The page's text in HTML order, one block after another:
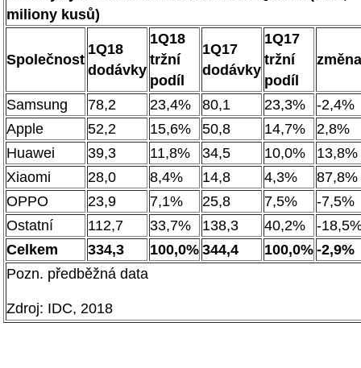
miliony kusů)
Společnost
1Q18
dodávky
1Q18
tržní
podíl
1Q17
dodávky
1Q17
tržní
podíl
změna
Samsung 78,2 23,4% 80,1 23,3%
-2,4%
Apple
52,2 15,6% 50,8 14,7%
2,8%
Huawei
39,3 11,8% 34,5 10,0%
13,8%
Xiaomi
28,0 8,4% 14,8 4,3%
87,8%
OPPO
23,9 7,1% 25,8 7,5%
-7,5%
Ostatní
112,7 33,7% 138,3 40,2%
-
Celkem
334,3 100,0% 344,4 100,0% -2,9%
Pozn. předběžná data
Zdroj: IDC, 2018